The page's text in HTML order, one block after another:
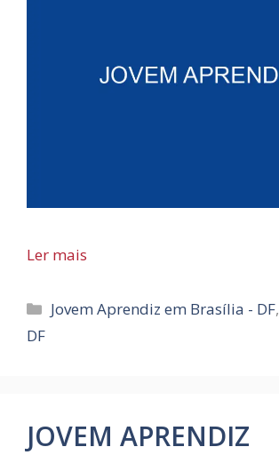
Ler mais
Categorias
Jovem Aprendiz em Brasília - DF,
DF
JOVEM APRENDIZ